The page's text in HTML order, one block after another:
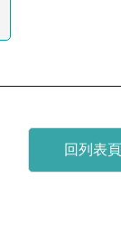
回列表頁